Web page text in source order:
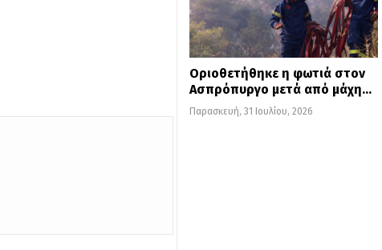
Οριοθετήθηκε η φωτιά στον
Ασπρόπυργο μετά από μάχη…
Παρασκευή, 31 Ιουλίου, 2026